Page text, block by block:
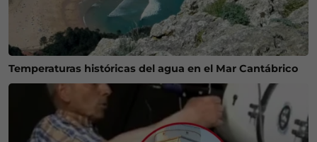
Temperaturas históricas del agua en el Mar Cantábrico